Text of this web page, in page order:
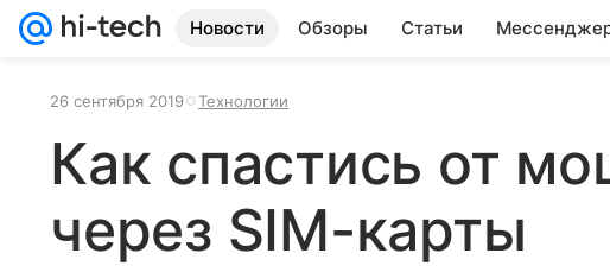
Новости Обзоры Статьи
26 сентября 2019 Технологии
Как спастись от
через SIM-карты